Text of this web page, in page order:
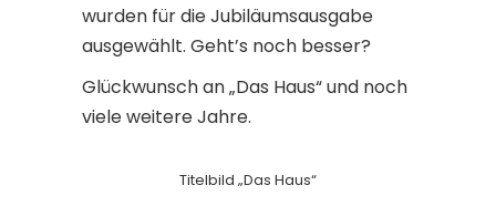
wurden für die Jubiläumsausgabe
ausgewählt. Geht’s noch besser?
Glückwunsch an „Das Haus“ und noch
viele weitere Jahre.
Titelbild „Das Haus“